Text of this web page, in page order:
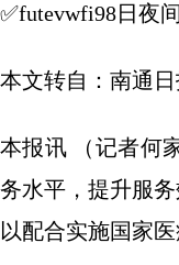
✅futevwfi98日夜
本文转自：南通日
本报讯 （记者何
务水平，提升服
以配合实施国家